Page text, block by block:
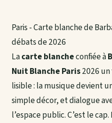
Paris - Carte blanche de
débats de 2026
Lacarte blancheconfiée à
Nuit Blanche Paris2026
lisible : la musique devient
simple décor, et dialogue
l’espace public. C’est le